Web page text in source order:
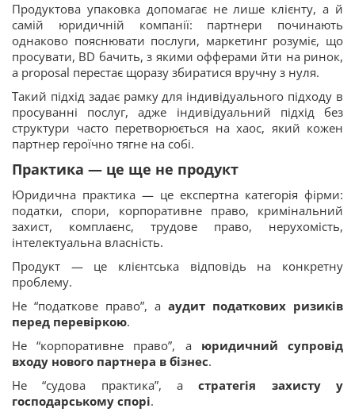
Продуктова упаковка допомагає не лише клієнту, а й
самій юридичній компанії: партнери починають
однаково пояснювати послуги, маркетинг розуміє, що
просувати, BD бачить, з якими офферами йти на ринок,
а proposal перестає щоразу збиратися вручну з нуля.
Такий підхід задає рамку для індивідуального підходу в
просуванні послуг, адже індивідуальний підхід без
структури часто перетворюється на хаос, який кожен
партнер героїчно тягне на собі.
Практика — це ще не продукт
Юридична практика — це експертна категорія фірми:
податки, спори, корпоративне право, кримінальний
захист, комплаєнс, трудове право, нерухомість,
інтелектуальна власність.
Продукт — це клієнтська відповідь на конкретну
проблему.
Не “податкове право”, а аудит податкових ризиків
перед перевіркою.
Не “корпоративне право”, а юридичний супровід
входу нового партнера в бізнес.
Не “судова практика”, астратегія захисту у
господарському спорі.